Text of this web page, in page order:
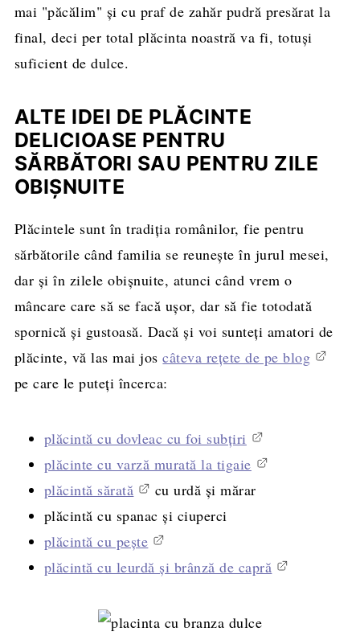
mai "păcălim" și cu praf de zahăr pudră presărat la
final, deci per total plăcinta noastră va fi, totuși
suficient de dulce.
ALTE IDEI DE PLĂCINTE
DELICIOASE PENTRU
SĂRBĂTORI SAU PENTRU ZILE
OBIȘNUITE
Plăcintele sunt în tradiția românilor, fie pentru
sărbătorile când familia se reunește în jurul mesei,
dar și în zilele obișnuite, atunci când vrem o
mâncare care să se facă ușor, dar să fie totodată
spornică și gustoasă. Dacă și voi sunteți amatori de
plăcinte, vă las mai joscâteva rețete de pe blog
pe care le puteți încerca:
plăcintă cu dovleac cu foi subțiri
plăcinte cu varză murată la tigaie
plăcintă sărată
cu urdă și mărar
plăcintă cu spanac și ciuperci
plăcintă cu pește
plăcintă cu leurdă și brânză de capră